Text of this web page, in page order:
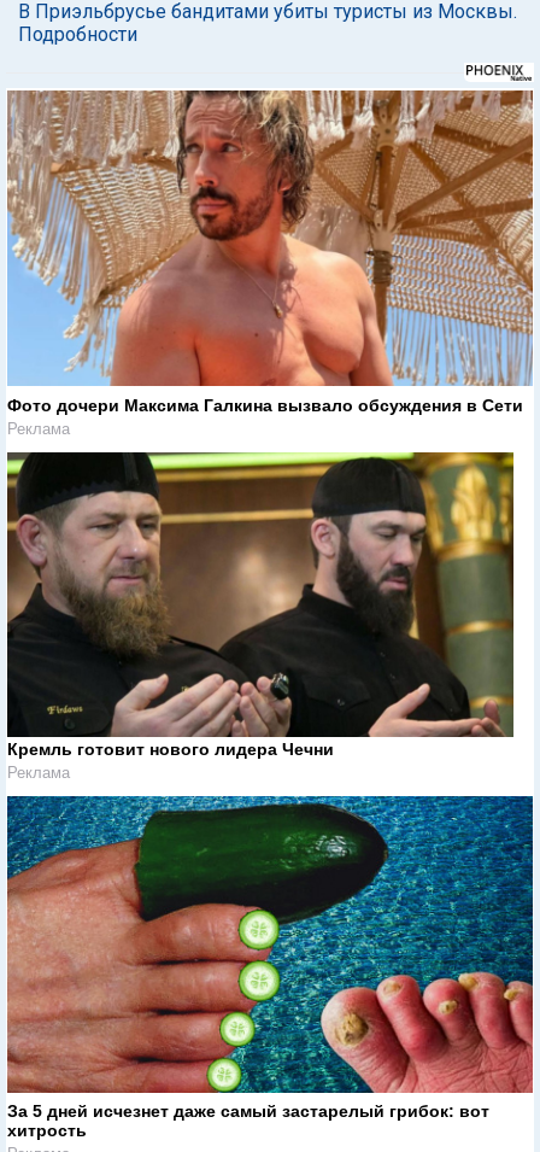
В Приэльбрусье бандитами убиты туристы из Москвы.
Подробности
Фото дочери Максима Галкина вызвало обсуждения в Сети
Реклама
Кремль готовит нового лидера Чечни
Реклама
За 5 дней исчезнет даже самый застарелый грибок: вот
хитрость